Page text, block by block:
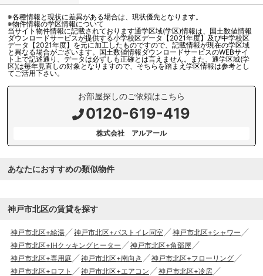
※各種情報と現状に差異がある場合は、現状優先となります。
※物件情報の学区情報について
当サイト物件情報に記載されております通学区域(学区)情報は、国土数値情報
ダウンロードサービスが提供する小学校区データ【2021年度】及び中学校区
データ【2021年度】を元に加工したものですので、記載情報が現在の学区域
と異なる場合がございます。国土数値情報ダウンロードサービスのWEBサイ
ト上で記述通り、データは必ずしも正確とは言えません。また、通学区域(学
区)は毎年見直しの対象となりますので、そちらを踏まえ学区情報は参考とし
てご活用下さい。
お部屋探しのご依頼はこちら
0120-619-419
株式会社 アルアール
あなたにおすすめの類似物件
神戸市北区の賃貸を探す
神戸市北区+給湯 神戸市北区+バストイレ同室
神戸市北区+シャワー
神戸市北区+IHクッキングヒーター
神戸市北区+角部屋
神戸市北区+専用庭
神戸市北区+南向き
神戸市北区+フローリング
神戸市北区+ロフト
神戸市北区+エアコン
神戸市北区+冷房